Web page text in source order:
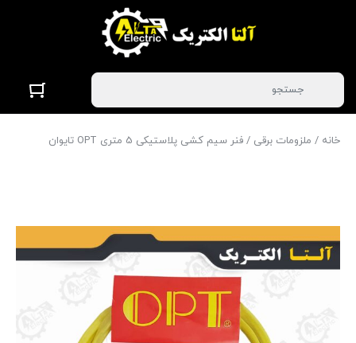
خانه / ملزومات برقی / فنر سیم کشی پلاستیکی 5 متری OPT تایوان